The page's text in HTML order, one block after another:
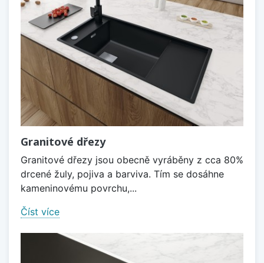
Granitové dřezy
Granitové dřezy jsou obecně vyráběny z cca 80%
drcené žuly, pojiva a barviva. Tím se dosáhne
kameninovému povrchu,...
Číst více